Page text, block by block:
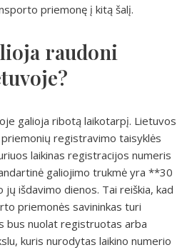
priemonę į kitą šalį.
raudoni
galioja ribotą laikotarpį. Lietuvos
registravimo taisyklės
laikinas registracijos numeris
galiojimo trukmė yra **30
išdavimo dienos. Tai reiškia, kad
priemonės savininkas turi
bus nuolat registruotas arba
kuris nurodytas laikino numerio